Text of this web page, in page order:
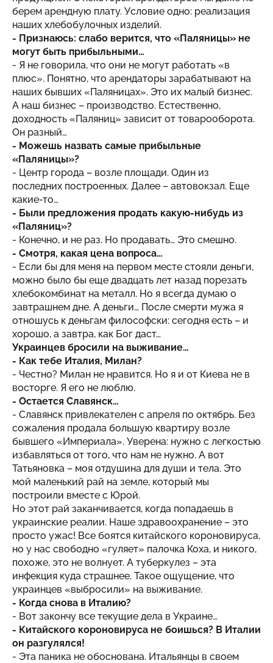
берем арендную плату. Условие одно: реализация
наших хлебобулочных изделий.
- Признаюсь: слабо верится, что «Паляницы» не
могут быть прибыльными…
- Я не говорила, что они не могут работать «в
плюс». Понятно, что арендаторы зарабатывают на
наших бывших «Паляницах». Это их малый бизнес.
А наш бизнес – производство. Естественно,
доходность «Паляниц» зависит от товарооборота.
Он разный…
- Можешь назвать самые прибыльные
«Паляницы»?
- Центр города – возле площади. Один из
последних построенных. Далее – автовокзал. Еще
какие-то…
- Были предложения продать какую-нибудь из
«Паляниц»?
- Конечно, и не раз. Но продавать… Это смешно.
- Смотря, какая цена вопроса…
- Если бы для меня на первом месте стояли деньги,
можно было бы еще двадцать лет назад порезать
хлебокомбинат на металл. Но я всегда думаю о
завтрашнем дне. А деньги… После смерти мужа я
отношусь к деньгам философски: сегодня есть – и
хорошо, а завтра, как Бог даст…
Украинцев бросили на выживание…
- Как тебе Италия, Милан?
- Честно? Милан не нравится. Но я и от Киева не в
восторге. Я его не люблю.
- Остается Славянск…
- Славянск привлекателен с апреля по октябрь. Без
сожаления продала большую квартиру возле
бывшего «Империала». Уверена: нужно с легкостью
избавляться от того, что нам не нужно. А вот
Татьяновка – моя отдушина для души и тела. Это
мой маленький рай на земле, который мы
построили вместе с Юрой.
Но этот рай заканчивается, когда попадаешь в
украинские реалии. Наше здравоохранение – это
просто ужас! Все боятся китайского короновируса,
но у нас свободно «гуляет» палочка Коха, и никого,
похоже, это не волнует. А туберкулез – эта
инфекция куда страшнее. Такое ощущение, что
украинцев «выбросили» на выживание.
- Когда снова в Италию?
- Вот закончу все текущие дела в Украине…
- Китайского короновируса не боишься? В Италии
он разгулялся!
- Эта паника не обоснована. Итальянцы в своем